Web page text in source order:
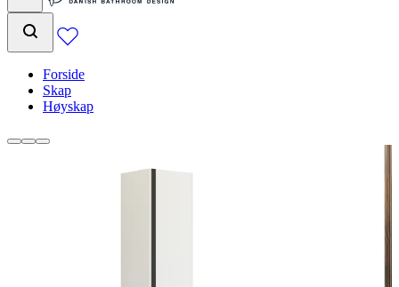
Forside
Skap
Høyskap